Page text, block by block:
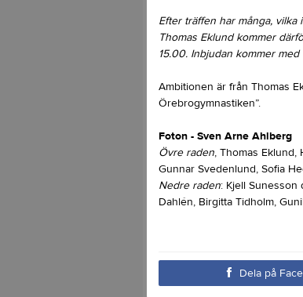
Efter träffen har många,
Thomas Eklund kommer
15.00. Inbjudan kommer
Ambitionen är från Thomas
Örebrogymnastiken”.
Foton - Sven Arne Ahlberg
Övre raden, Thomas
Gunnar Svedenlund, Sofia
Nedre raden: Kjell
Dahlén, Birgitta Tidholm,
Dela på